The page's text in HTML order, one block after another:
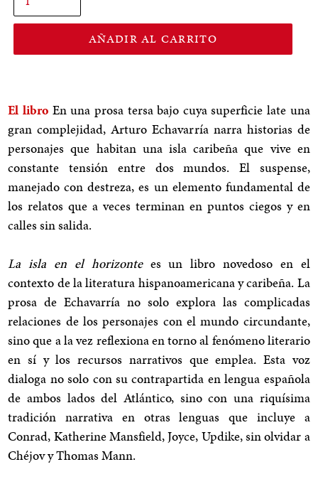
AÑADIR AL CARRITO
El libroEn una prosa tersa bajo cuya superficie late una
gran complejidad, Arturo Echavarría narra historias de
personajes que habitan una isla caribeña que vive en
constante tensión entre dos mundos. El suspense,
manejado con destreza, es un elemento fundamental de
los relatos que a veces terminan en puntos ciegos y en
calles sin salida.
La isla en el horizontees un libro novedoso en el
contexto de la literatura hispanoamericana y caribeña. La
prosa de Echavarría no solo explora las complicadas
relaciones de los personajes con el mundo circundante,
sino que a la vez reflexiona en torno al fenómeno literario
en sí y los recursos narrativos que emplea. Esta voz
dialoga no solo con su contrapartida en lengua española
de ambos lados del Atlántico, sino con una riquísima
tradición narrativa en otras lenguas que incluye a
Conrad, Katherine Mansfield, Joyce, Updike, sin olvidar a
Chéjov y Thomas Mann.